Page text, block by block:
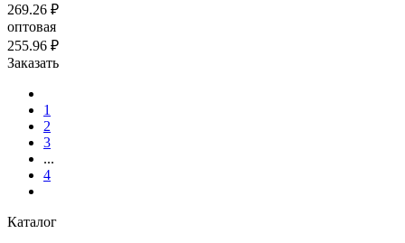
269.26 ₽
оптовая
255.96 ₽
Заказать
1
2
3
...
4
Каталог